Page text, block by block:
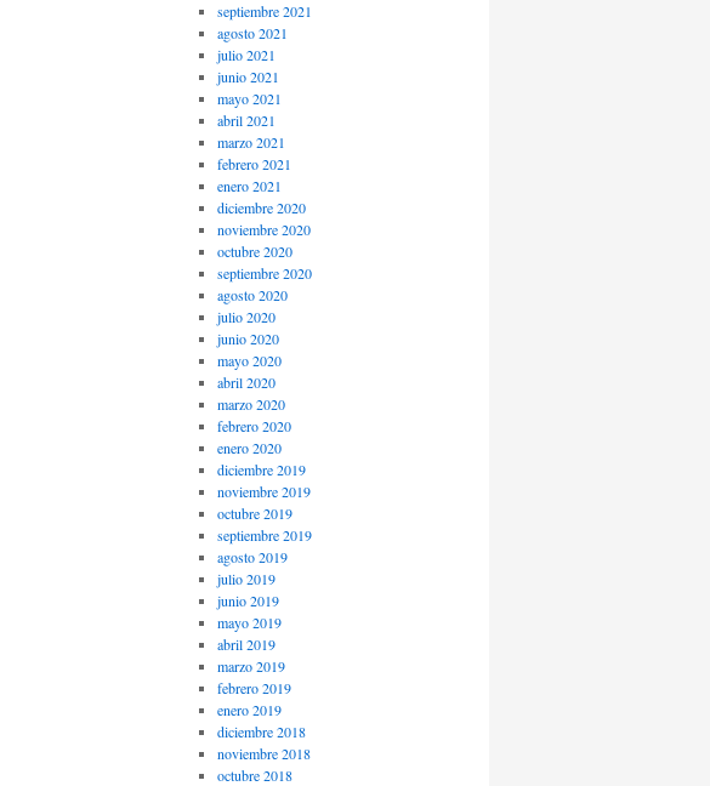
septiembre 2021
agosto 2021
julio 2021
junio 2021
mayo 2021
abril 2021
marzo 2021
febrero 2021
enero 2021
diciembre 2020
noviembre 2020
octubre 2020
septiembre 2020
agosto 2020
julio 2020
junio 2020
mayo 2020
abril 2020
marzo 2020
febrero 2020
enero 2020
diciembre 2019
noviembre 2019
octubre 2019
septiembre 2019
agosto 2019
julio 2019
junio 2019
mayo 2019
abril 2019
marzo 2019
febrero 2019
enero 2019
diciembre 2018
noviembre 2018
octubre 2018